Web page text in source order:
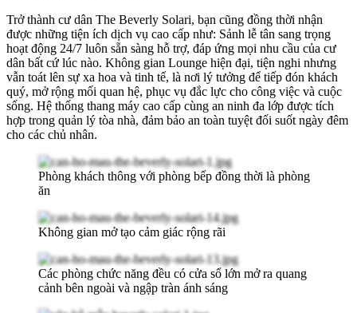
Trở thành cư dân The Beverly Solari, bạn cũng đồng thời nhận
được những tiện ích dịch vụ cao cấp như: Sảnh lễ tân sang trọng
hoạt động 24/7 luôn sẵn sàng hỗ trợ, đáp ứng mọi nhu cầu của cư
dân bất cứ lúc nào. Không gian Lounge hiện đại, tiện nghi nhưng
vẫn toát lên sự xa hoa và tinh tế, là nơi lý tưởng để tiếp đón khách
quý, mở rộng mối quan hệ, phục vụ đắc lực cho công việc và cuộc
sống. Hệ thống thang máy cao cấp cùng an ninh đa lớp được tích
hợp trong quản lý tòa nhà, đảm bảo an toàn tuyệt đối suốt ngày đêm
cho các chủ nhân.
Phòng khách thông với phòng bếp đồng thời là phòng
ăn
Không gian mở tạo cảm giác rộng rãi
Các phòng chức năng đều có cửa sổ lớn mở ra quang
cảnh bên ngoài và ngập tràn ánh sáng